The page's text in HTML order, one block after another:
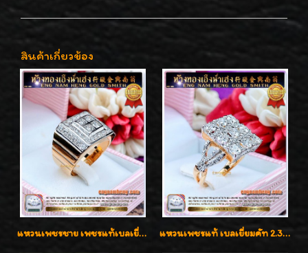
สินค้าเกี่ยวข้อง
แหวนเพชรชาย เพชรแท้เบลเยี่ยมคัท น้ำ100% D-Color/VVS 2.46 กะรัต แหวนเพชรแท้ เบลเยี่ยมคัท 2.39 กะรัต น้ำ 98 F-Color/VVS ดีไซน์หน้ากว้างหรูเต็มนิ้ว